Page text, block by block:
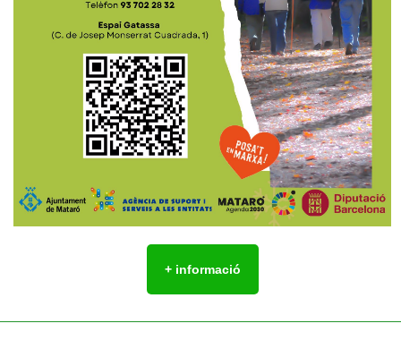
+ informació